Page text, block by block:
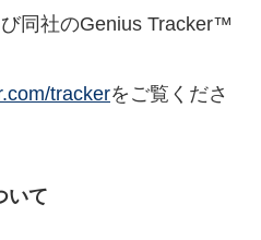
同社のGenius Tracker™
trackerをご覧くださ
いて